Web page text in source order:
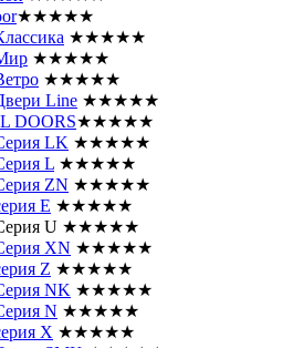
★★★★★
★★★★★
★★★★★
★★★★★
Line ★★★★★
DOORS★★★★★
LK ★★★★★
L ★★★★★
ZN ★★★★★
E ★★★★★
U ★★★★★
XN ★★★★★
Z ★★★★★
NK ★★★★★
N ★★★★★
X ★★★★★